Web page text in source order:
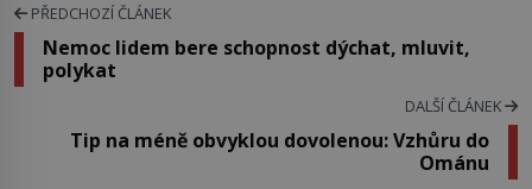
PŘEDCHOZÍ ČLÁNEK
Nemoc lidem bere schopnost dýchat, mluvit,
polykat
DALŠÍ ČLÁNEK
Tip na méně obvyklou dovolenou: Vzhůru do
Ománu